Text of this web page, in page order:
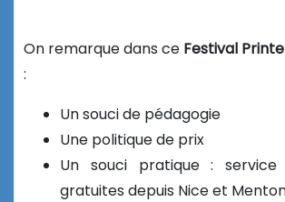
On remarque dans ce Festival
:
Un souci de pédagogie
Une politique de prix
Un souci pratique :
gratuites depuis Nice et